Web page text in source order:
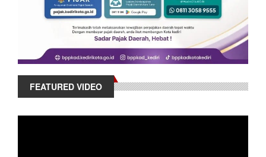
FEATURED VIDEO